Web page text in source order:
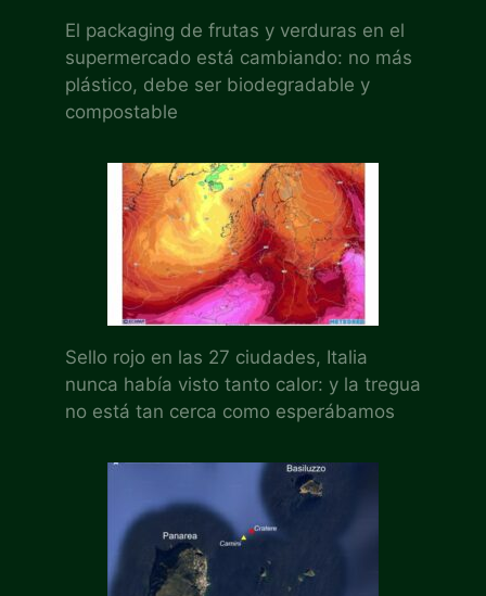
El packaging de frutas y verduras en el
supermercado está cambiando: no más
plástico, debe ser biodegradable y
compostable
Sello rojo en las 27 ciudades, Italia
nunca había visto tanto calor: y la tregua
no está tan cerca como esperábamos